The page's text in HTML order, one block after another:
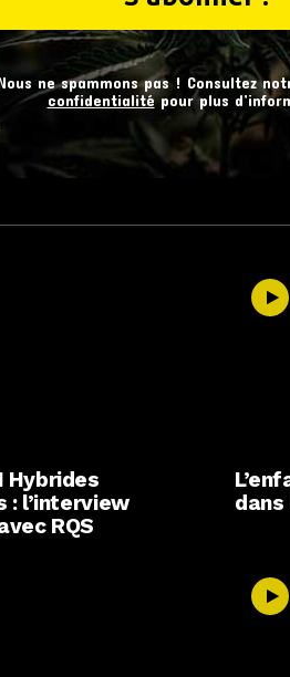
ne spammons pas ! Consultez
confidentialitépour plus
Hybrides
: l’interview
RQS
dans